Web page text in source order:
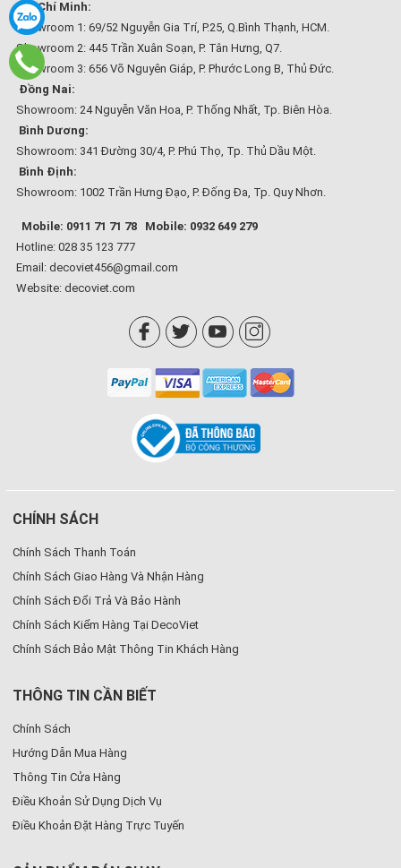
Hồ Chí Minh:
Showroom 1: 69/52 Nguyễn Gia Trí, P.25, Q.Bình Thạnh, HCM.
Showroom 2: 445 Trần Xuân Soạn, P. Tân Hưng, Q7.
Showroom 3: 656 Võ Nguyên Giáp, P. Phước Long B, Thủ Đức.
Đồng Nai:
Showroom: 24 Nguyễn Văn Hoa, P. Thống Nhất, Tp. Biên Hòa.
Bình Dương:
Showroom: 341 Đường 30/4, P. Phú Thọ, Tp. Thủ Dầu Một.
Bình Định:
Showroom: 1002 Trần Hưng Đạo, P. Đống Đa, Tp. Quy Nhơn.
Mobile: 0911 71 71 78
Mobile: 0932 649 279
Hotline: 028 35 123 777
Email: decoviet456@gmail.com
Website: decoviet.com
CHÍNH SÁCH
Chính Sách Thanh Toán
Chính Sách Giao Hàng Và Nhận Hàng
Chính Sách Đổi Trả Và Bảo Hành
Chính Sách Kiểm Hàng Tại DecoViet
Chính Sách Bảo Mật Thông Tin Khách Hàng
THÔNG TIN CẦN BIẾT
Chính Sách
Hướng Dẫn Mua Hàng
Thông Tin Cửa Hàng
Điều Khoản Sử Dụng Dịch Vụ
Điều Khoản Đặt Hàng Trực Tuyến